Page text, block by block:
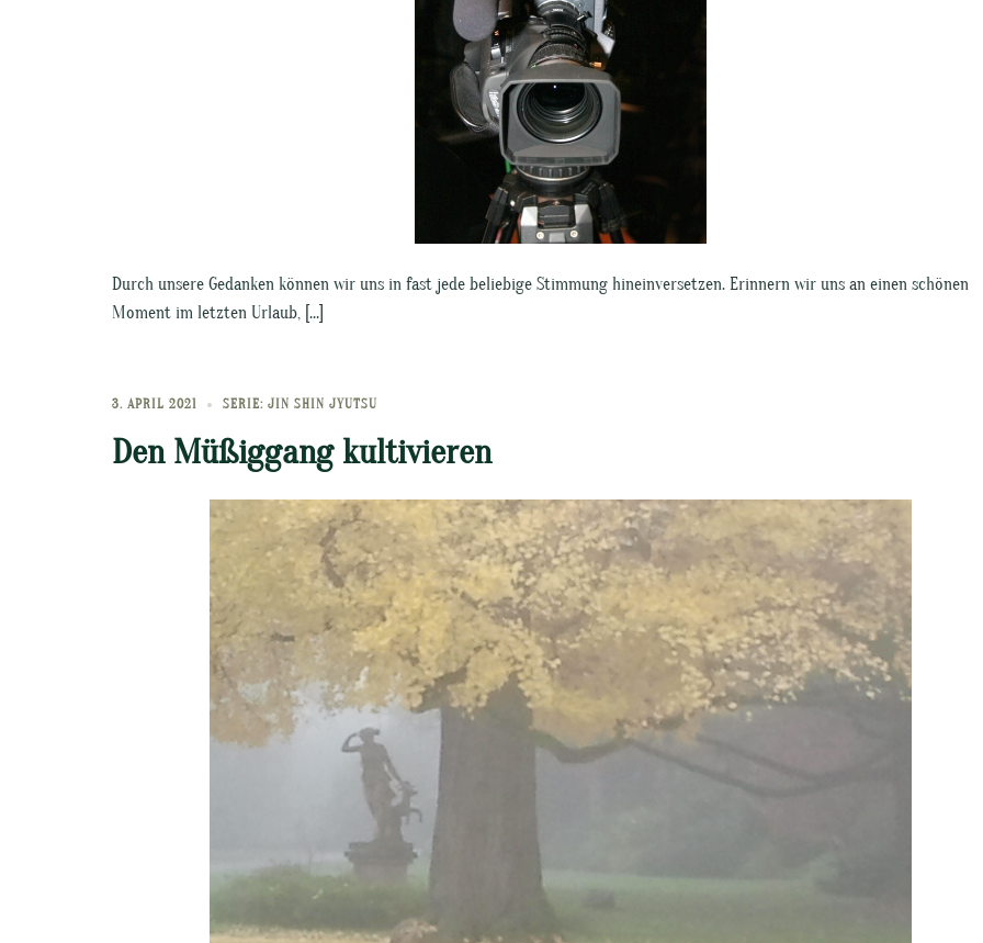
Durch unsere Gedanken können wir uns in fast jede beliebige Stimmung hineinversetzen. Erinnern wir uns an einen schönen
Moment im letzten Urlaub, […]
3. APRIL 2021 SERIE: JIN SHIN JYUTSU
Den Müßiggang kultivieren